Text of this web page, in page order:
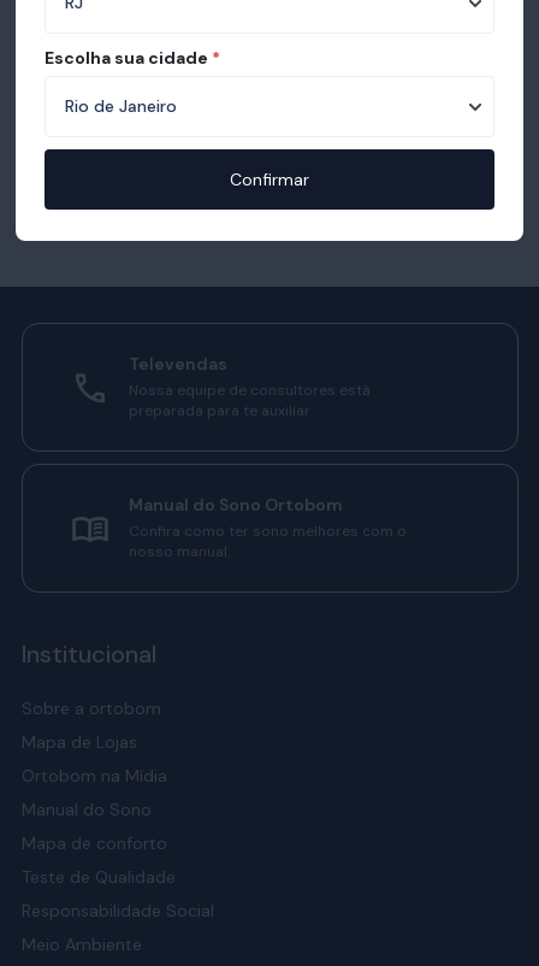
Televendas
Nossa equipe de consultores está
preparada para te auxiliar.
Manual do Sono Ortobom
Confira como ter sono melhores com o
nosso manual.
Institucional
Sobre a ortobom
Mapa de Lojas
Ortobom na Mídia
Manual do Sono
Mapa de conforto
Teste de Qualidade
Responsabilidade Social
Meio Ambiente
Escolha sua cidade *
Confirmar